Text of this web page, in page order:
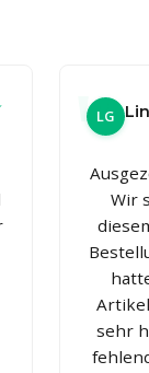
LG
Wir
sehr